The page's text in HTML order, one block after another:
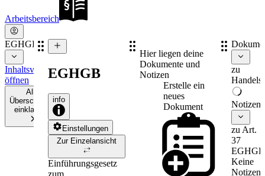
Arbeitsbereich
EGHGB
Inhaltsverzeichnis
öffnen
Alle
Überschriften
einklappen
EGHGB
info
Einstellungen
Zur Einzelansicht
Einführungsgesetz
zum
Hier liegen deine
Dokumente und
Notizen
Erstelle ein
neues
Dokument
zu
Notizen
zu Art.
37
EGHGB
Keine
Notizen